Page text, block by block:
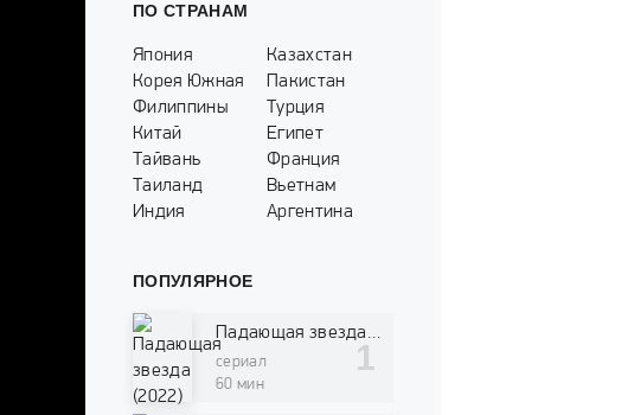
ПО СТРАНАМ
Япония
Корея Южная
Филиппины
Китай
Тайвань
Таиланд
Индия
Казахстан
Пакистан
Турция
Египет
Франция
Вьетнам
Аргентина
ПОПУЛЯРНОЕ
Падающая звезда (2022)
сериал
60 мин